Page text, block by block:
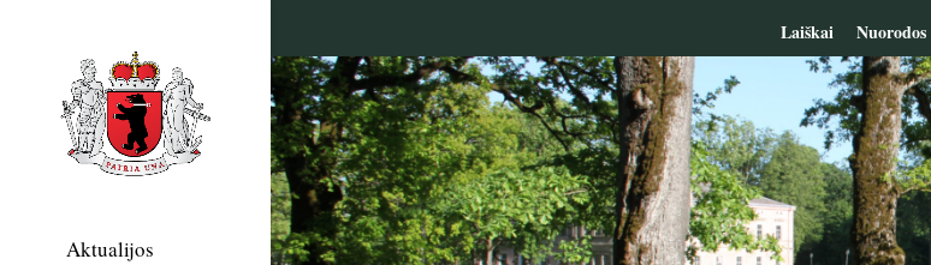
Laiškai Nuorodos
Aktualijos